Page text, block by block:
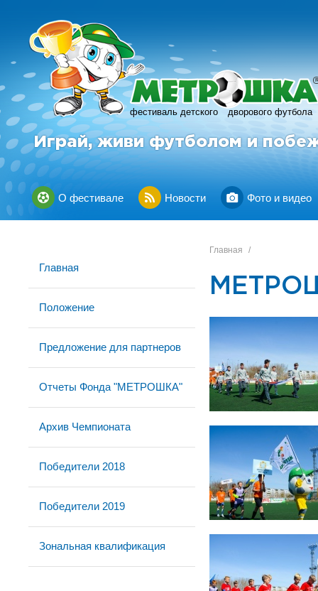
фестиваль детского дворового футбола
R
Играй, живи футболом и
О фестивале Новости Фото и видео
Главная
Положение
Предложение для партнеров
Отчеты Фонда "МЕТРОШКА"
Архив Чемпионата
Победители 2018
Победители 2019
Зональная квалификация
Главная /